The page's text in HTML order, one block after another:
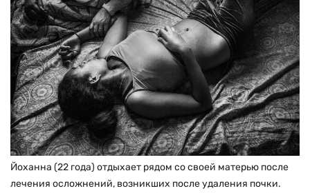
Йоханна (22 года) отдыхает рядом со своей матерью после
лечения осложнений, возникших после удаления почки.